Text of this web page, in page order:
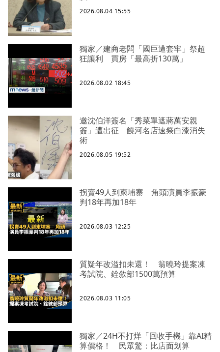
2026.08.04 15:55
獨家／建商老闆「國巨遭套牢」祭超
狂讓利 買房「最高折130萬」
2026.08.02 18:45
邀沈伯洋簽名「秀菜單遮蔣萬安親
簽」遭出征 饒河名店速祭白漆消失
術
2026.08.05 19:52
拐賣49人到柬埔寨 角頭演員李振豪
判18年再加18年
2026.08.03 12:25
質疑年改溢扣未還！ 翁曉玲提案凍
考試院、銓敘部1500萬預算
2026.08.03 11:05
獨家／24H不打烊「回收手機」靠AI精
算價格！ 民眾驚：比店面划算